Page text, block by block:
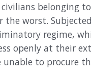
belonging
the worst.
regime,
openly at their
unable to procure